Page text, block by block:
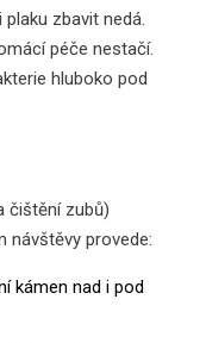
zbavit nedá.
péče nestačí.
hluboko pod
čištění zubů)
návštěvy provede:
kámen nad i pod